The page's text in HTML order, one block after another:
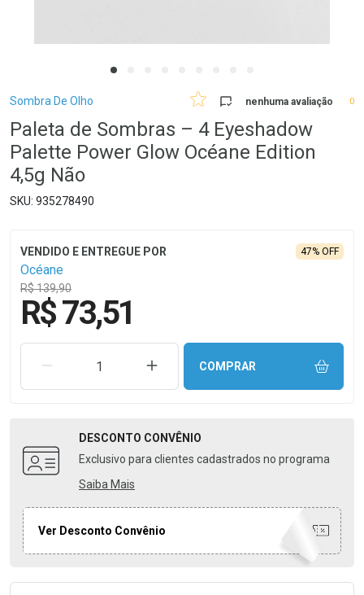
Breadcrumb
Sombra De Olho nenhuma avaliação 0
Paleta de Sombras – 4 Eyeshadow
Palette Power Glow Océane Edition
4,5g Não
935278490
Océane
R$ 139,90
47% OFF
R$ 73,51
REMOVER UMA UNIDADEAUMENTAR UMA UNIDADE
COMPRAR
DESCONTO CONVÊNIO
Exclusivo para clientes cadastrados no programa
Saiba Mais
Ver Desconto Convênio